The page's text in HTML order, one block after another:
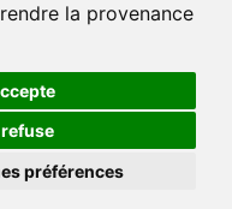
la provenance
préférences